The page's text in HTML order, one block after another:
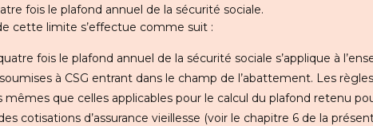
fois le plafond annuel de la sécurité sociale.
cette limite s’effectue comme suit :
fois le plafond annuel de la sécurité sociale s’applique à
à CSG entrant dans le champ de l’abattement. Les
mêmes que celles applicables pour le calcul du plafond retenu
cotisations d’assurance vieillesse (voir le chapitre 6 de la